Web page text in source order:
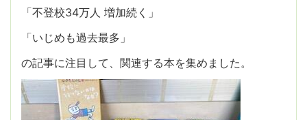
「不登校34万人 増加続く」
「いじめも過去最多」
の記事に注目して、関連する本を集めました。